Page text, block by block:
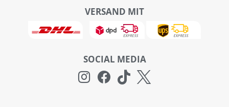
VERSAND MIT
SOCIAL MEDIA